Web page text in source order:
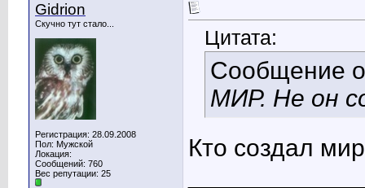
Gidrion
Скучно тут стало...
Регистрация: 28.09.2008
Пол: Мужской
Локация:
Сообщений: 760
Вес репутации: 25
Цитата:
Сообщение
МИР. Не он
Кто создал